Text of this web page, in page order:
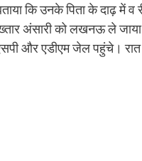
कि उनके पिता के दाढ़ में व
अंसारी को लखनऊ ले
और एडीएम जेल पहुंचे।